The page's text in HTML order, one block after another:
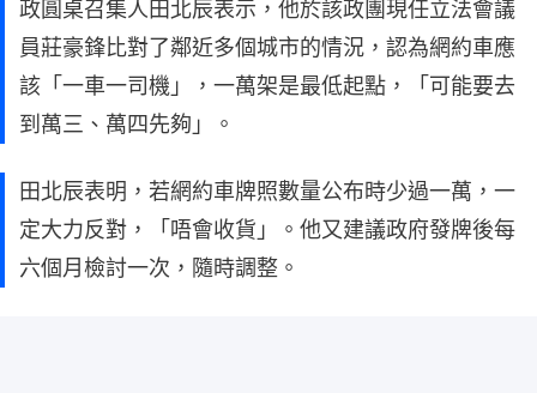
政圓桌召集人田北辰表示，他於該政團現任立法會議
員莊豪鋒比對了鄰近多個城市的情況，認為網約車應
該「一車一司機」，一萬架是最低起點，「可能要去
到萬三、萬四先夠」。
田北辰表明，若網約車牌照數量公布時少過一萬，一
定大力反對，「唔會收貨」。他又建議政府發牌後每
六個月檢討一次，隨時調整。